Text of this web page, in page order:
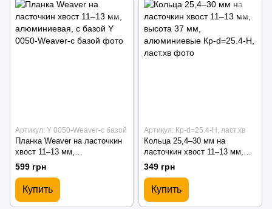
Артикул: Y 0050-Weaver-с базой
Планка Weaver на ласточкин
хвост 11–13 мм,
алюминиевая, с базой
599 грн
Купить
Артикул: Кр-d=25.4-H, ласт.хв
Кольца 25,4–30 мм на
ласточкин хвост 11–13 мм,
высота 37 мм, алюминиевые
349 грн
Купить